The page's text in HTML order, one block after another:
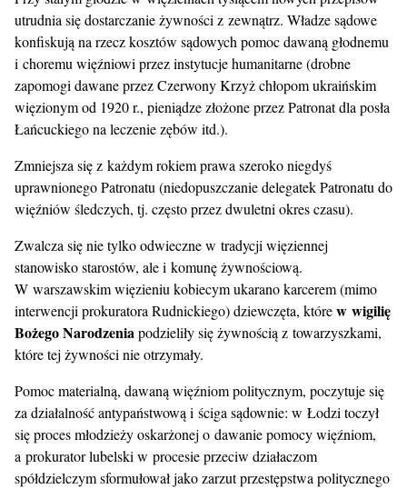
utrudnia się dostarczanie żywności z zewnątrz. Władze sądowe
konfiskują na rzecz kosztów sądowych pomoc dawaną głodnemu
i choremu więźniowi przez instytucje humanitarne (drobne
zapomogi dawane przez Czerwony Krzyż chłopom ukraińskim
więzionym od 1920 r., pieniądze złożone przez Patronat dla posła
Łańcuckiego na leczenie zębów itd.).
Zmniejsza się z każdym rokiem prawa szeroko niegdyś
uprawnionego Patronatu (niedopuszczanie delegatek Patronatu do
więźniów śledczych, tj. często przez dwuletni okres czasu).
Zwalcza się nie tylko odwieczne w tradycji więziennej
stanowisko starostów, ale i komunę żywnościową.
W warszawskim więzieniu kobiecym ukarano karcerem (mimo
interwencji prokuratora Rudnickiego) dziewczęta, którew wigilię
Bożego Narodzeniapodzieliły się żywnością z towarzyszkami,
które tej żywności nie otrzymały.
Pomoc materialną, dawaną więźniom politycznym, poczytuje się
za działalność antypaństwową i ściga sądownie: w Łodzi toczył
się proces młodzieży oskarżonej o dawanie pomocy więźniom,
a prokurator lubelski w procesie przeciw działaczom
spółdzielczym sformułował jako zarzut przestępstwa politycznego